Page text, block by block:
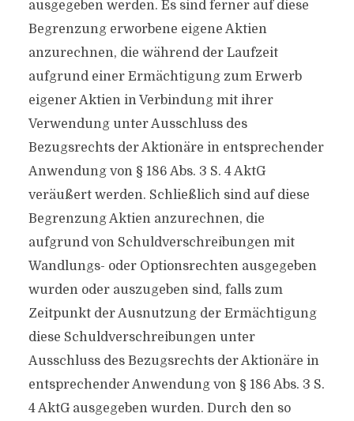
ausgegeben werden. Es sind ferner auf diese
Begrenzung erworbene eigene Aktien
anzurechnen, die während der Laufzeit
aufgrund einer Ermächtigung zum Erwerb
eigener Aktien in Verbindung mit ihrer
Verwendung unter Ausschluss des
Bezugsrechts der Aktionäre in entsprechender
Anwendung von § 186 Abs. 3 S. 4 AktG
veräußert werden. Schließlich sind auf diese
Begrenzung Aktien anzurechnen, die
aufgrund von Schuldverschreibungen mit
Wandlungs- oder Optionsrechten ausgegeben
wurden oder auszugeben sind, falls zum
Zeitpunkt der Ausnutzung der Ermächtigung
diese Schuldverschreibungen unter
Ausschluss des Bezugsrechts der Aktionäre in
entsprechender Anwendung von § 186 Abs. 3 S.
4 AktG ausgegeben wurden. Durch den so